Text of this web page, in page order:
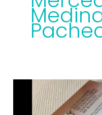
Iglesias
coloniales.